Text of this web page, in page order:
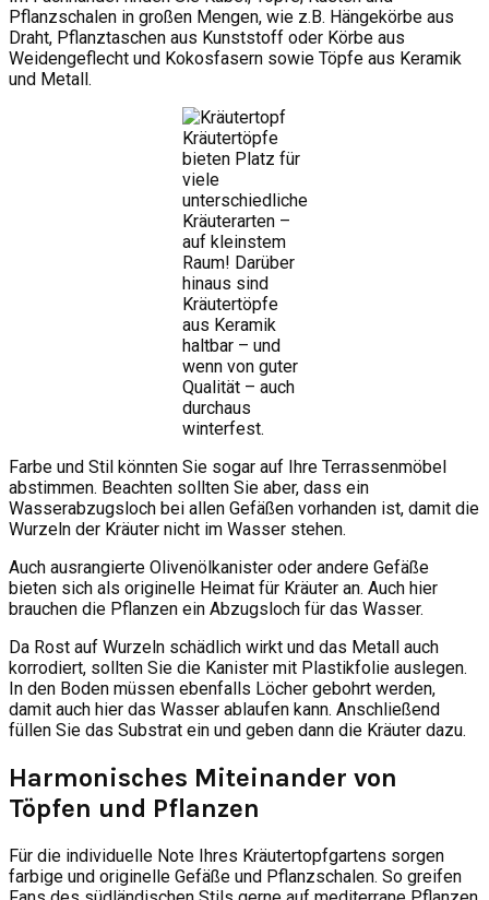
Pflanzschalen in großen Mengen, wie z.B. Hängekörbe aus
Draht, Pflanztaschen aus Kunststoff oder Körbe aus
Weidengeflecht und Kokosfasern sowie Töpfe aus Keramik
und Metall.
Kräutertöpfe
bieten Platz für
viele
unterschiedliche
Kräuterarten –
auf kleinstem
Raum! Darüber
hinaus sind
Kräutertöpfe
aus Keramik
haltbar – und
wenn von guter
Qualität – auch
durchaus
winterfest.
Farbe und Stil könnten Sie sogar auf Ihre Terrassenmöbel
abstimmen. Beachten sollten Sie aber, dass ein
Wasserabzugsloch bei allen Gefäßen vorhanden ist, damit die
Wurzeln der Kräuter nicht im Wasser stehen.
Auch ausrangierte Olivenölkanister oder andere Gefäße
bieten sich als originelle Heimat für Kräuter an. Auch hier
brauchen die Pflanzen ein Abzugsloch für das Wasser.
Da Rost auf Wurzeln schädlich wirkt und das Metall auch
korrodiert, sollten Sie die Kanister mit Plastikfolie auslegen.
In den Boden müssen ebenfalls Löcher gebohrt werden,
damit auch hier das Wasser ablaufen kann. Anschließend
füllen Sie das Substrat ein und geben dann die Kräuter dazu.
Harmonisches Miteinander von
Töpfen und Pflanzen
Für die individuelle Note Ihres Kräutertopfgartens sorgen
farbige und originelle Gefäße und Pflanzschalen. So greifen